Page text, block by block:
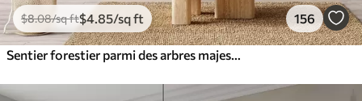
$8.08/sq ft$4 .85/sq ft 156